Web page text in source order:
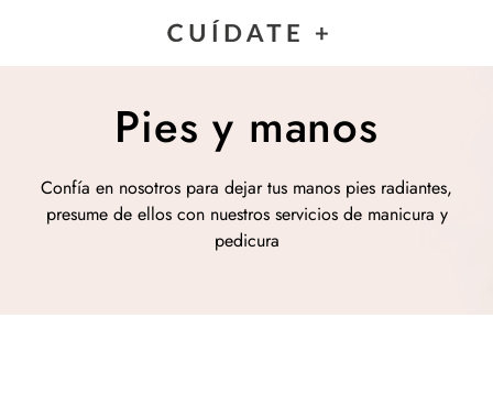
Pies y manos
Confía en nosotros para dejar tus manos pies radiantes,
presume de ellos con nuestros servicios de manicura y
pedicura